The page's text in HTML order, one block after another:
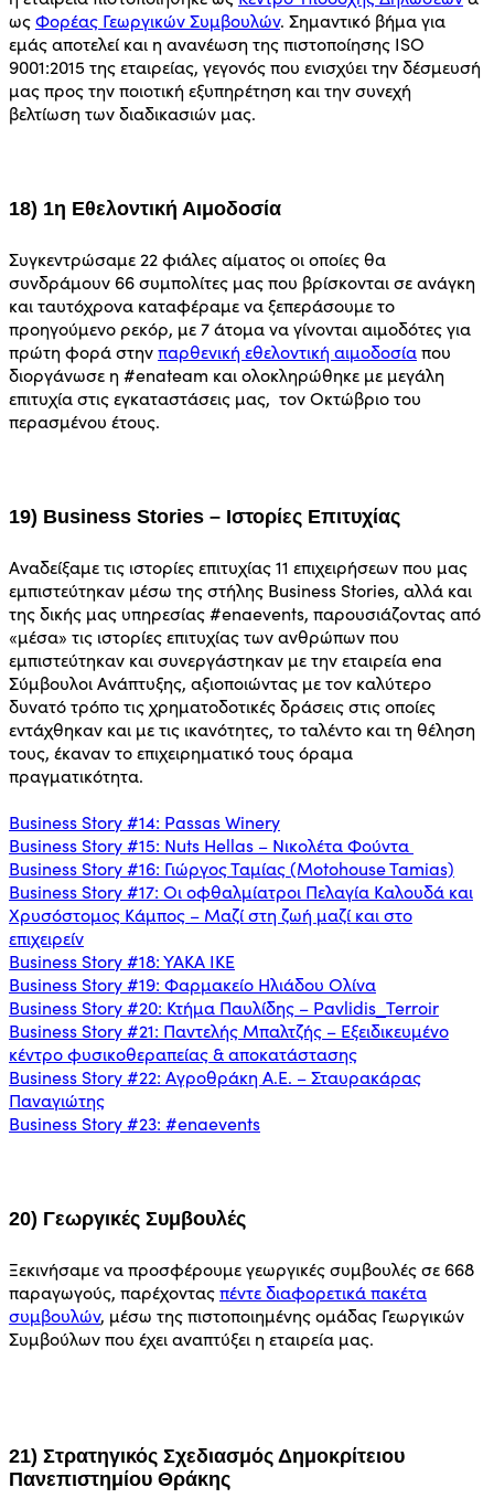
ωςΦορέας Γεωργικών Συμβουλών. Σημαντικό βήμα για
εμάς αποτελεί και η ανανέωση της πιστοποίησης ISO
9001:2015 της εταιρείας, γεγονός που ενισχύει την δέσμευσή
μας προς την ποιοτική εξυπηρέτηση και την συνεχή
βελτίωση των διαδικασιών μας.
18) 1η Εθελοντική Αιμοδοσία
Συγκεντρώσαμε 22 φιάλες αίματος οι οποίες θα
συνδράμουν 66 συμπολίτες μας που βρίσκονται σε ανάγκη
και ταυτόχρονα καταφέραμε να ξεπεράσουμε το
προηγούμενο ρεκόρ, με 7 άτομα να γίνονται αιμοδότες για
πρώτη φορά στηνπαρθενική εθελοντική αιμοδοσίαπου
διοργάνωσε η #enateam και ολοκληρώθηκε με μεγάλη
επιτυχία στις εγκαταστάσεις μας, τον Οκτώβριο του
περασμένου έτους.
19) Business Stories – Ιστορίες Επιτυχίας
Αναδείξαμε τις ιστορίες επιτυχίας 11 επιχειρήσεων που μας
εμπιστεύτηκαν μέσω της στήλης Business Stories, αλλά και
της δικής μας υπηρεσίας #enaevents, παρουσιάζοντας από
«μέσα» τις ιστορίες επιτυχίας των ανθρώπων που
εμπιστεύτηκαν και συνεργάστηκαν με την εταιρεία ena
Σύμβουλοι Ανάπτυξης, αξιοποιώντας με τον καλύτερο
δυνατό τρόπο τις χρηματοδοτικές δράσεις στις οποίες
εντάχθηκαν και με τις ικανότητες, το ταλέντο και τη θέληση
τους, έκαναν το επιχειρηματικό τους όραμα
πραγματικότητα.
Business Story #14: Passas Winery
Business Story #15: Nuts Hellas – Νικολέτα Φούντα
Business Story #16: Γιώργος Ταμίας (Motohouse Tamias)
Business Story #17: Οι οφθαλμίατροι Πελαγία Καλουδά και
Χρυσόστομος Κάμπος – Μαζί στη ζωή μαζί και στο
επιχειρείν
Business Story #18: YAKA IKE
Business Story #19: Φαρμακείο Ηλιάδου Ολίνα
Business Story #20: Κτήμα Παυλίδης – Pavlidis_Terroir
Business Story #21: Παντελής Μπαλτζής – Εξειδικευμένο
κέντρο φυσικοθεραπείας & αποκατάστασης
Business Story #22: Αγροθράκη Α.Ε. – Σταυρακάρας
Παναγιώτης
Business Story #23: #enaevents
20) Γεωργικές Συμβουλές
Ξεκινήσαμε να προσφέρουμε γεωργικές συμβουλές σε 668
παραγωγούς, παρέχονταςπέντε διαφορετικά πακέτα
συμβουλών, μέσω της πιστοποιημένης ομάδας Γεωργικών
Συμβούλων που έχει αναπτύξει η εταιρεία μας.
21) Στρατηγικός Σχεδιασμός Δημοκρίτειου
Πανεπιστημίου Θράκης